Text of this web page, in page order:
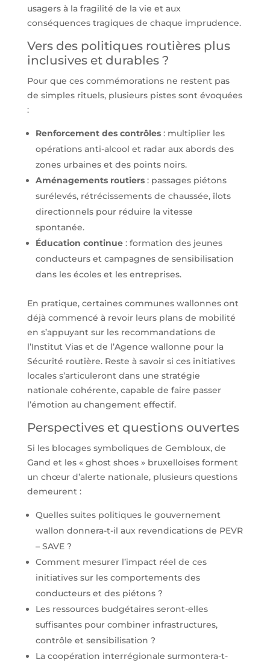
usagers à la fragilité de la vie et aux
conséquences tragiques de chaque imprudence.
Vers des politiques routières plus
inclusives et durables ?
Pour que ces commémorations ne restent pas
de simples rituels, plusieurs pistes sont évoquées
:
Renforcement des contrôles: multiplier les
opérations anti-alcool et radar aux abords des
zones urbaines et des points noirs.
Aménagements routiers: passages piétons
surélevés, rétrécissements de chaussée, îlots
directionnels pour réduire la vitesse
spontanée.
Éducation continue: formation des jeunes
conducteurs et campagnes de sensibilisation
dans les écoles et les entreprises.
En pratique, certaines communes wallonnes ont
déjà commencé à revoir leurs plans de mobilité
en s’appuyant sur les recommandations de
l’Institut Vias et de l’Agence wallonne pour la
Sécurité routière. Reste à savoir si ces initiatives
locales s’articuleront dans une stratégie
nationale cohérente, capable de faire passer
l’émotion au changement effectif.
Perspectives et questions ouvertes
Si les blocages symboliques de Gembloux, de
Gand et les « ghost shoes » bruxelloises forment
un chœur d’alerte nationale, plusieurs questions
demeurent :
Quelles suites politiques le gouvernement
wallon donnera-t-il aux revendications de PEVR
– SAVE ?
Comment mesurer l’impact réel de ces
initiatives sur les comportements des
conducteurs et des piétons ?
Les ressources budgétaires seront-elles
suffisantes pour combiner infrastructures,
contrôle et sensibilisation ?
La coopération interrégionale surmontera-t-